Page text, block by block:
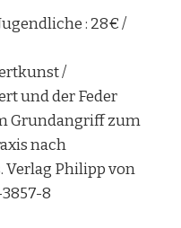
: 28€ /
/
und der Feder
Grundangriff zum
nach
Verlag Philipp von
8